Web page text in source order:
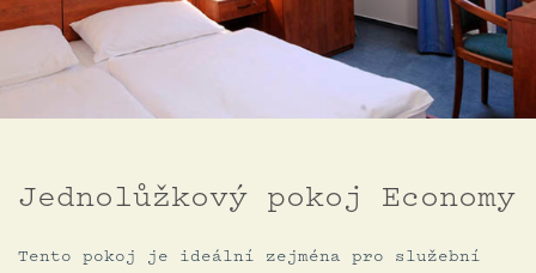
Jednolůžkový pokoj Economy
Tento pokoj je ideální zejména pro služební